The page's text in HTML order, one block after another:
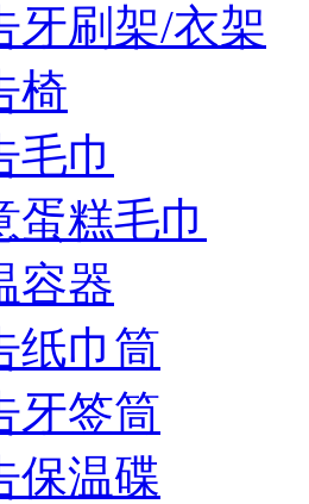
牙刷架/衣架
椅
毛巾
蛋糕毛巾
容器
纸巾筒
牙签筒
保温碟